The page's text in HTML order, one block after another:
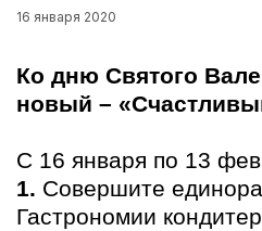
16 января 2020
Ко дню Святого
новый –
С 16 января по 13
1. Совершите
Гастрономии